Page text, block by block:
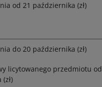
od 21 października (zł)
do 20 października (zł)
licytowanego przedmiotu od